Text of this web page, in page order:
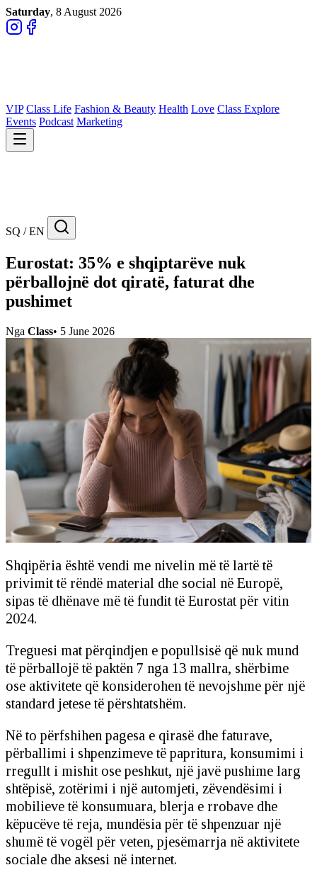
Saturday, 8 August 2026
VIP Class Life Fashion & Beauty Health Love Class Explore
Events Podcast Marketing
SQ / EN
Eurostat: 35% e shqiptarëve nuk
përballojnë dot qiratë, faturat dhe
pushimet
Nga Class• 5 June 2026
Shqipëria është vendi me nivelin më të lartë të
privimit të rëndë material dhe social në Europë,
sipas të dhënave më të fundit të Eurostat për vitin
2024.
Treguesi mat përqindjen e popullsisë që nuk mund
të përballojë të paktën 7 nga 13 mallra, shërbime
ose aktivitete që konsiderohen të nevojshme për një
standard jetese të përshtatshëm.
Në to përfshihen pagesa e qirasë dhe faturave,
përballimi i shpenzimeve të papritura, konsumimi i
rregullt i mishit ose peshkut, një javë pushime larg
shtëpisë, zotërimi i një automjeti, zëvendësimi i
mobilieve të konsumuara, blerja e rrobave dhe
këpucëve të reja, mundësia për të shpenzuar një
shumë të vogël për veten, pjesëmarrja në aktivitete
sociale dhe aksesi në internet.